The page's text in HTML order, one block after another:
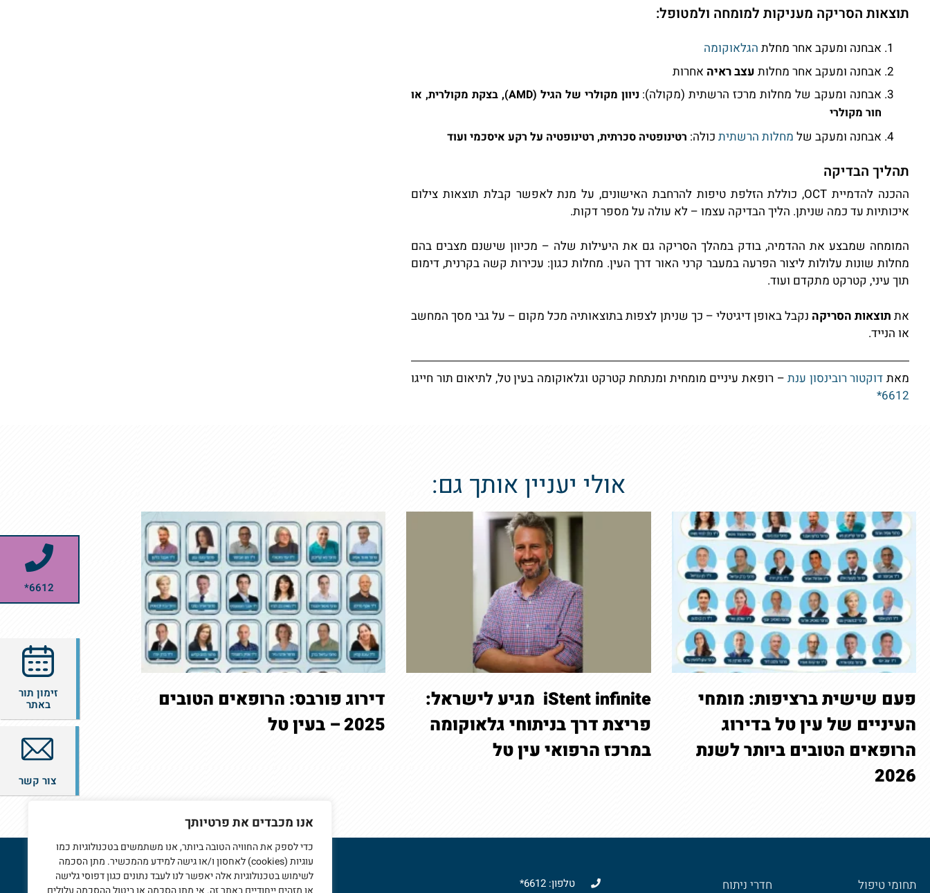
אנו מכבדים את פרטיותך
כדי לספק את החוויה הטובה ביותר, אנו משתמשים בטכנולוגיות כמו
עוגיות (cookies) לאחסון ו/או גישה למידע מהמכשיר. מתן הסכמה
לשימוש בטכנולוגיות אלה יאפשר לנו לעבד נתונים כגון דפוסי גלישה
תוצאות הסריקה מעניקות למומחה ולמטופל:
אבחנה ומעקב אחר מחלת הגלאוקומה
אבחנה ומעקב אחר מחלות עצב ראיה אחרות
אבחנה ומעקב של מחלות מרכז הרשתית (מקולה):
ניוון מקולרי של הגיל (AMD), בצקת מקולרית, או
חור מקולרי
אבחנה ומעקב של מחלות הרשתית כולה: רטינופטיה סכרתית, רטינופטיה על רקע איסכמי ועוד
תהליך הבדיקה
ההכנה להדמיית OCT, כוללת הזלפת טיפות להרחבת האישונים, על מנת לאפשר קבלת תוצאות צילום
איכותיות עד כמה שניתן. הליך הבדיקה עצמו – לא עולה על מספר דקות.
המומחה שמבצע את ההדמיה, בודק במהלך הסריקה גם את היעילות שלה – מכיוון שישנם מצבים בהם
מחלות שונות עלולות ליצור הפרעה במעבר קרני האור דרך העין. מחלות כגון: עכירות קשה בקרנית, דימום
תוך עיני, קטרקט מתקדם ועוד.
את תוצאות הסריקה נקבל באופן דיגיטלי – כך שניתן לצפות בתוצאותיה מכל מקום – על גבי מסך המחשב
או הנייד.
מאת דוקטור רובינסון ענת– רופאת עיניים מומחית ומנתחת קטרקט וגלאוקומה בעין טל, לתיאום תור חייגו
6612*
אולי יעניין אותך גם:
פעם שישית ברציפות: מומחי
העיניים של עין טל בדירוג
הרופאים הטובים ביותר לשנת
2026
iStent infinite מגיע לישראל:
פריצת דרך בניתוחי גלאוקומה
במרכז הרפואי עין טל
דירוג פורבס: הרופאים הטובים
2025 – בעין טל
תחומי טיפול חדרי ניתוח טלפון: 6612* צרו איתנו קשר
6612*
צור קשר
זימון תור
באתר